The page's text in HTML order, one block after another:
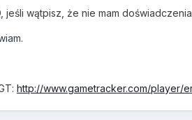
jeśli wątpisz, że nie mam
http://www.gametracker.com/player/